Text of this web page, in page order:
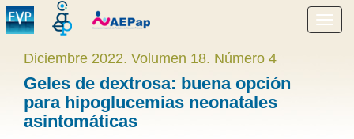
menú
Diciembre 2022. Volumen 18. Número 4
Geles de dextrosa: buena opción
para hipoglucemias neonatales
asintomáticas